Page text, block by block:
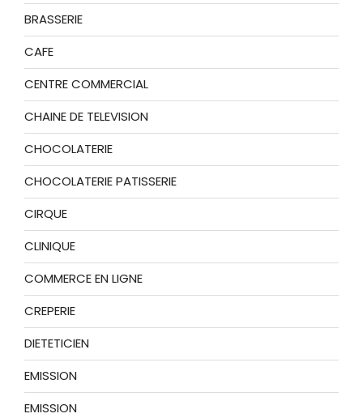
BRASSERIE
CAFE
CENTRE COMMERCIAL
CHAINE DE TELEVISION
CHOCOLATERIE
CHOCOLATERIE PATISSERIE
CIRQUE
CLINIQUE
COMMERCE EN LIGNE
CREPERIE
DIETETICIEN
EMISSION
EMISSION